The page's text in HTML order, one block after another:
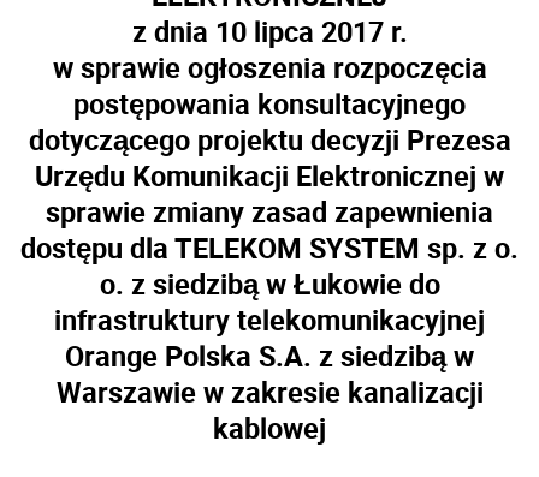
z dnia 10 lipca 2017 r.
w sprawie ogłoszenia rozpoczęcia
postępowania konsultacyjnego
dotyczącego projektu decyzji Prezesa
Urzędu Komunikacji Elektronicznej w
sprawie zmiany zasad zapewnienia
dostępu dla TELEKOM SYSTEM sp. z o.
o. z siedzibą w Łukowie do
infrastruktury telekomunikacyjnej
Orange Polska S.A. z siedzibą w
Warszawie w zakresie kanalizacji
kablowej